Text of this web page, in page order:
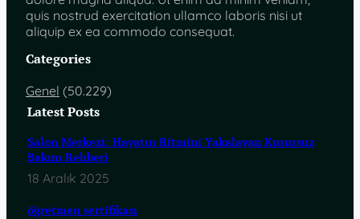
quis nostrud exercitation ullamco laboris nisi ut
aliquip ex ea commodo consequat.
Categories
Genel (50.229)
Latest Posts
Salon Merkezi: Hayatın Ritmini Yakalayan Kusursuz
Bakım Rehberi
18 Aralık 2025
öğretmen sertifikası